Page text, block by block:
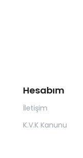
Hesabım
İletişim
K.V.K Kanunu